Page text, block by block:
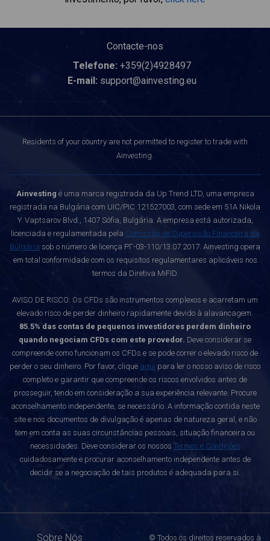
Contacte-nos
Telefone: +359(2)4928497
E-mail: support@ainvesting.eu
Residents of your country are not permitted to register to trade with
Ainvesting.
Ainvesting é uma marca registrada da Up Trend LTD, uma empresa
registrada na Bulgária com UIC/PIC 121527003, com sede em 51A Nikola
Y. Vaptsarov Blvd., 1407 Sófia, Bulgária. A empresa está autorizada,
licenciada e regulamentada pela Comissão de Supervisão Financeira da
Bulgária sob o número de licença РГ-03-110/13.07.2017. Ainvesting opera
em total conformidade com os requisitos regulamentares aplicáveis nos
termos da Diretiva MiFID.
AVISO DE RISCO: Os CFDs são instrumentos complexos e acarretam um
elevado risco de perder dinheiro rapidamente devido à alavancagem.
85.5% das contas de pequenos investidores perdem dinheiro
quando negociam CFDs com este provedor. Deve considerar se
compreende como funcionam os CFDs e se pode correr o elevado risco de
perder o seu dinheiro. Por favor, clique aqui para ler o nosso aviso de risco
completo e garantir que compreende os riscos envolvidos antes de
prosseguir, tendo em consideração a sua experiência relevante. Procure
aconselhamento independente, se necessário. A informação contida neste
site e nos documentos de divulgação é apenas de natureza geral, e não
tem em conta as suas circunstâncias pessoais, situação financeira ou
necessidades. Deve considerar os nossos Termos e Condições
cuidadosamente e procurar aconselhamento independente antes de
decidir se a negociação de tais produtos é adequada para si.
Sobre Nós © Todos os direitos reservados à